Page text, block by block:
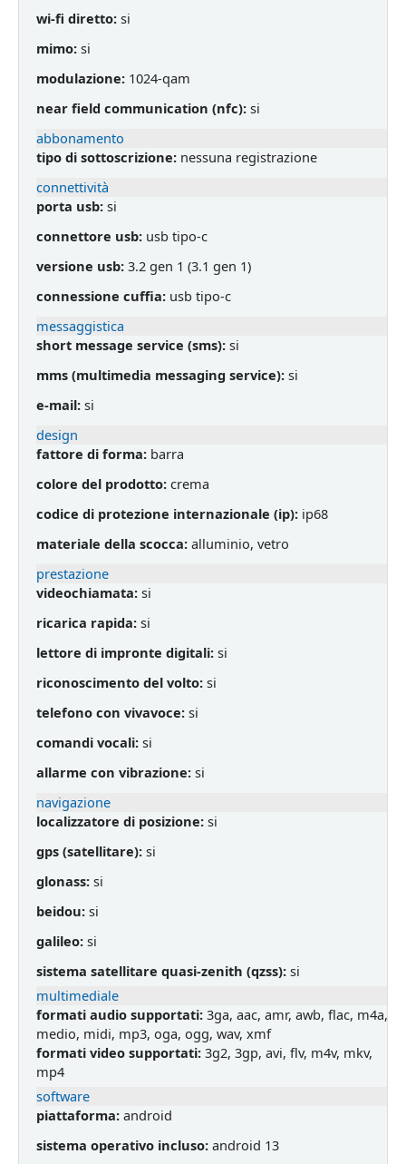
wi-fi diretto:si
mimo:si
modulazione:1024-qam
near field communication (nfc):si
abbonamento
tipo di sottoscrizione:nessuna registrazione
connettività
porta usb:si
connettore usb:usb tipo-c
versione usb:3.2 gen 1 (3.1 gen 1)
connessione cuffia:usb tipo-c
messaggistica
short message service (sms):si
mms (multimedia messaging service):si
e-mail:si
design
fattore di forma:barra
colore del prodotto:crema
codice di protezione internazionale (ip):ip68
materiale della scocca:alluminio, vetro
prestazione
videochiamata:si
ricarica rapida:si
lettore di impronte digitali:si
riconoscimento del volto:si
telefono con vivavoce:si
comandi vocali:si
allarme con vibrazione:si
navigazione
localizzatore di posizione:si
gps (satellitare):si
glonass:si
beidou:si
galileo:si
sistema satellitare quasi-zenith (qzss):si
multimediale
formati audio supportati:3ga, aac, amr, awb, flac, m4a,
medio, midi, mp3, oga, ogg, wav, xmf
formati video supportati:3g2, 3gp, avi, flv, m4v, mkv,
mp4
software
piattaforma:android
sistema operativo incluso:android 13